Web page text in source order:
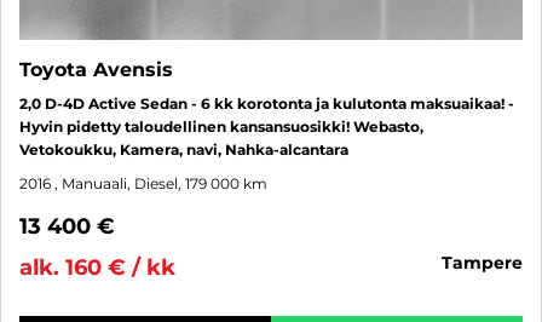
Toyota Avensis
2,0 D-4D Active Sedan - 6 kk korotonta ja kulutonta maksuaikaa! -
Hyvin pidetty taloudellinen kansansuosikki! Webasto,
Vetokoukku, Kamera, navi, Nahka-alcantara
2016 , Manuaali, Diesel, 179 000 km
13 400 €
alk. 160 € / kk
tampere